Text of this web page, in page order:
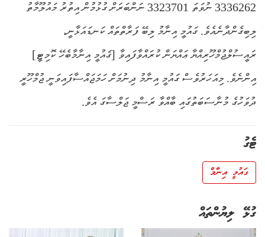
3336262 ނުވަތަ 3323701 ނަންބަރަށް ގުޅުމުން އިތުރު މައުލޫމާތު
ލިބިގެންދާނެއެވެ. ގައުމީ އިނާމު ލިބޭ ފަރާތްތައް ކަނޑައަޅާނީ،
ރައީސުލްޖުމްހޫރިއްޔާ ޢައްޔަން ކުރައްވާފައިވާ [ޤައުމީ އިނާމާބެހޭ ކޮމިޓީ]
އިންނެވެ. މިއަހަރުވެސް ގައުމީ އިނާމު ދިނުމަށް ހަމަޖައްސާފައިވަނީ ޖުމްހޫރީ
ދުވަހުގެ މުނާސަބަތުގައި ބާއްވާ ރަސްމީ ޖަލްސާގަ އެވެ.
ޓެގު
ގައުމީ އިނާމް
ގުޅޭ ލިޔުންތައް